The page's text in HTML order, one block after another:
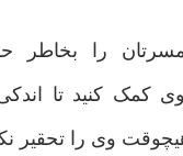
همسرتان را
کمک کنید تا
وی را تحقیر